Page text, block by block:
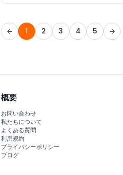
1 2 3 4 5
概要
お問い合わせ
私たちについて
よくある質問
利用規約
プライバシーポリシー
ブログ